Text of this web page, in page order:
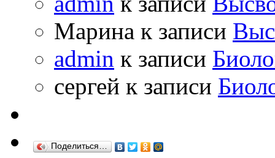
Марина к записи
admin к записи
сергей к записи
Поделиться…